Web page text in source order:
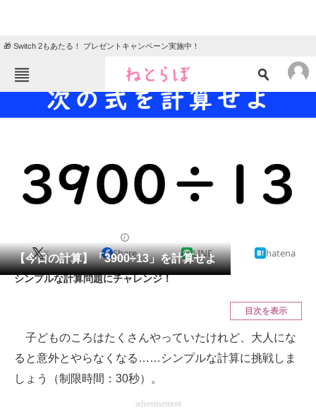
🎁 Switch 2もあたる！ プレゼントキャンペーン実施中！
ねとらぼメニュー
TOP ニュース
グルメ 地域
住まい 教育・育児
会員記事
ITの今と未来を見通す
スマホと通信の最新トレンド
進化するPCとデバイスの未来
【今日の計算】「3900÷13」を計算せよ
X Share LINE hatena
シンプルな計算問題にチャレンジ！
目次を表示
子どものころはたくさんやっていたけれど、大人にな
ると意外とやらなくなる……シンプルな計算に挑戦しま
しょう（制限時間：30秒）。
advertisement